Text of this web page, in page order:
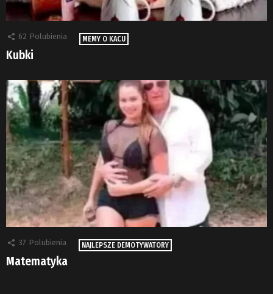
62 Polubienia MEMY O KACU
Kubki
37 Polubienia NAJLEPSZE DEMOTYWATORY
Matematyka